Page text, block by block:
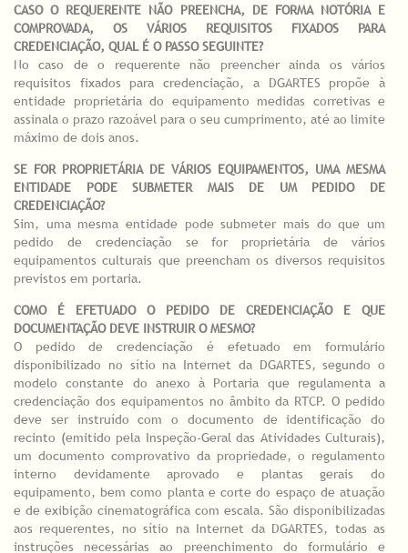
CASO O REQUERENTE NÃO PREENCHA, DE FORMA NOTÓRIA E
COMPROVADA, OS VÁRIOS REQUISITOS FIXADOS PARA
CREDENCIAÇÃO, QUAL É O PASSO SEGUINTE?
No caso de o requerente não preencher ainda os vários
requisitos fixados para credenciação, a DGARTES propõe à
entidade proprietária do equipamento medidas corretivas e
assinala o prazo razoável para o seu cumprimento, até ao limite
máximo de dois anos.
SE FOR PROPRIETÁRIA DE VÁRIOS EQUIPAMENTOS, UMA MESMA
ENTIDADE PODE SUBMETER MAIS DE UM PEDIDO DE
CREDENCIAÇÃO?
Sim, uma mesma entidade pode submeter mais do que um
pedido de credenciação se for proprietária de vários
equipamentos culturais que preencham os diversos requisitos
previstos em portaria.
COMO É EFETUADO O PEDIDO DE CREDENCIAÇÃO E QUE
DOCUMENTAÇÃO DEVE INSTRUIR O MESMO?
O pedido de credenciação é efetuado em formulário
disponibilizado no sítio na Internet da DGARTES, segundo o
modelo constante do anexo à Portaria que regulamenta a
credenciação dos equipamentos no âmbito da RTCP. O pedido
deve ser instruído com o documento de identificação do
recinto (emitido pela Inspeção-Geral das Atividades Culturais),
um documento comprovativo da propriedade, o regulamento
interno devidamente aprovado e plantas gerais do
equipamento, bem como planta e corte do espaço de atuação
e de exibição cinematográfica com escala. São disponibilizadas
aos requerentes, no sítio na Internet da DGARTES, todas as
instruções necessárias ao preenchimento do formulário e